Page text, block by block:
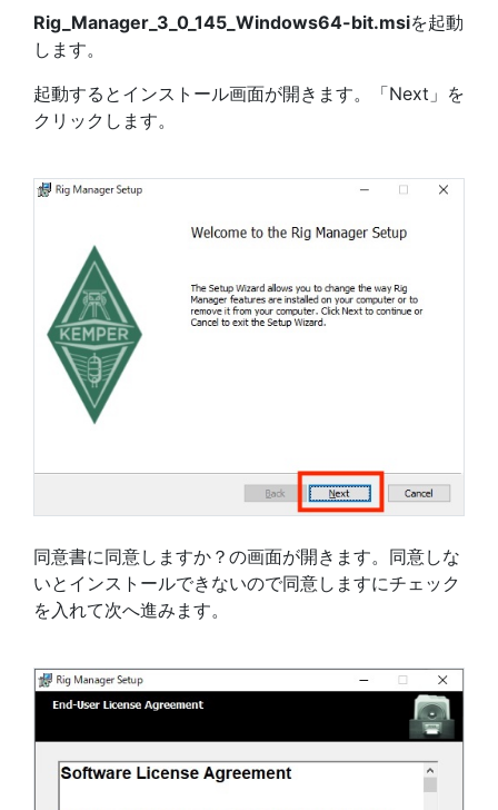
Rig_Manager_3_0_145_Windows64-bit.msiを起動
します。
起動するとインストール画面が開きます。「Next」を
クリックします。
同意書に同意しますか？の画面が開きます。同意しな
いとインストールできないので同意しますにチェック
を入れて次へ進みます。